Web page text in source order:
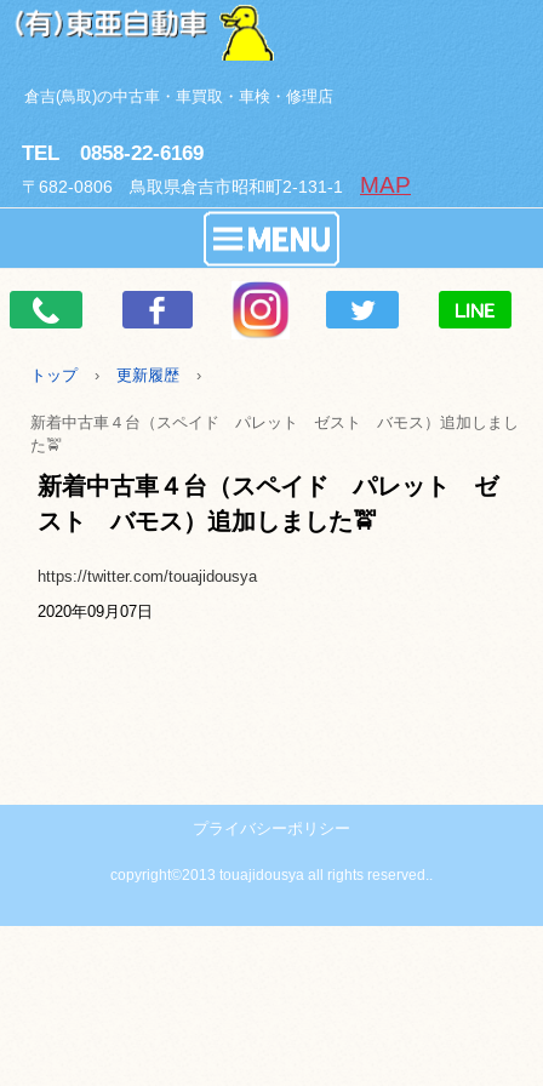
倉吉(鳥取)の中古車・車買取・車検・修理店
TEL 0858-22-6169
〒682-0806 鳥取県倉吉市昭和町2-131-1 MAP
トップ › 更新履歴 ›
新着中古車４台（スペイド パレット ゼスト バモス）追加しまし
た🚖
新着中古車４台（スペイド パレット ゼ
スト バモス）追加しました🚖
https://twitter.com/touajidousya
2020年09月07日
プライバシーポリシー
copyright©2013 touajidousya all rights reserved..